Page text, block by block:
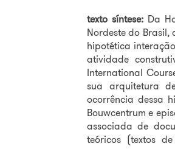
texto síntese:Da
Nordeste do
hipotética
atividade
International
sua arquitetura
ocorrência dessa
Bouwcentrum e
associada de
teóricos (textos